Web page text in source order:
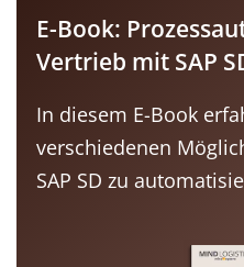
E-Book:
Vertrieb mit SAP
In diesem E-Book
verschiedenen
SAP SD zu